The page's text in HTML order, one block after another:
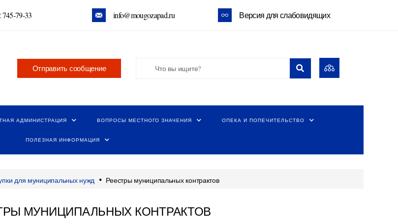
33 info@mougozapad.ru Версия для слабовидящих
Отправить сообщение
АДМИНИСТРАЦИЯ ВОПРОСЫ МЕСТНОГО ЗНАЧЕНИЯ ОПЕКА И ПОПЕЧИТЕЛЬСТВО
ПОЛЕЗНАЯ ИНФОРМАЦИЯ
для муниципальных нужд • Реестры муниципальных контрактов
МУНИЦИПАЛЬНЫХ КОНТРАКТОВ